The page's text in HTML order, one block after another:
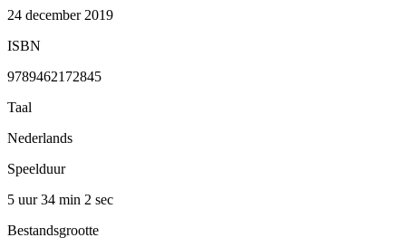
24 december 2019
ISBN
9789462172845
Taal
Nederlands
Speelduur
5 uur 34 min 2 sec
Bestandsgrootte